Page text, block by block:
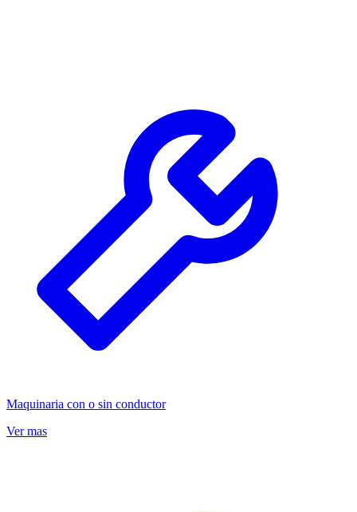
Maquinaria con o sin conductor
Ver mas